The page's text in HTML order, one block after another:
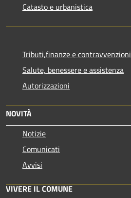
Catasto e urbanistica
Tributi,finanze e contravvenzioni
Salute, benessere e assistenza
Autorizzazioni
NOVITÀ
Notizie
Comunicati
Avvisi
VIVERE IL COMUNE